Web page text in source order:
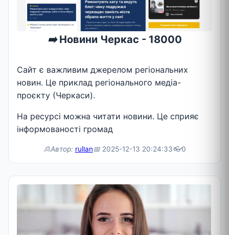
➡️Новини Черкас - 18000
Сайт є важливим джерелом регіональних
новин. Це приклад регіонального медіа-
проєкту (Черкаси).
На ресурсі можна читати новини. Це сприяє
інформованості громад
🙎Автор: rullan📅2025-12-13 20:24:33👓0